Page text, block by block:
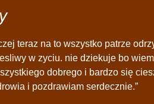
teraz na to wszystko patrze
w zyciu. nie dziekuje bo
dobrego i bardzo się
i pozdrawiam serdecznie.”